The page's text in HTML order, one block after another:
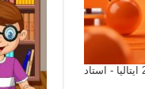
ثبت نام دوره جامع آنلاین شیمی آیمت 2027 ایتالیا - استاد